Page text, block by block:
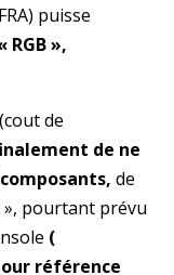
puisse
»,
de
de ne
de
», pourtant prévu
(
référence